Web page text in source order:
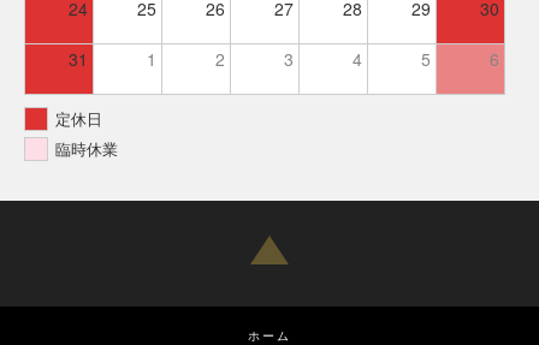
24 25 26 27 28 29 30
31 1 2 3 4 5 6
定休日
臨時休業
ホーム